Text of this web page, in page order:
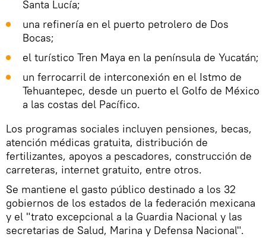
Santa Lucía;
una refinería en el puerto petrolero de Dos
Bocas;
el turístico Tren Maya en la península de Yucatán;
un ferrocarril de interconexión en el Istmo de
Tehuantepec, desde un puerto el Golfo de México
a las costas del Pacífico.
Los programas sociales incluyen pensiones, becas,
atención médicas gratuita, distribución de
fertilizantes, apoyos a pescadores, construcción de
carreteras, internet gratuito, entre otros.
Se mantiene el gasto público destinado a los 32
gobiernos de los estados de la federación mexicana
y el "trato excepcional a la Guardia Nacional y las
secretarias de Salud, Marina y Defensa Nacional".